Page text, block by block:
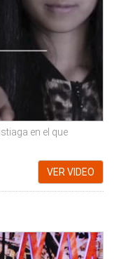
en el que
VER VIDEO